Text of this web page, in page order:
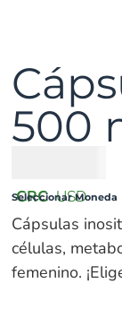
500
CRC USD
Seleccionar Moneda
Cápsulas
células,
femenino.